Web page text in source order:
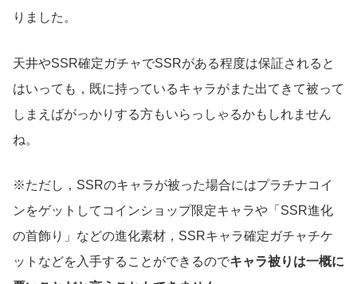
りました。
天井やSSR確定ガチャでSSRがある程度は保証されると
はいっても，既に持っているキャラがまた出てきて被って
しまえばがっかりする方もいらっしゃるかもしれません
ね。
※ただし，SSRのキャラが被った場合にはプラチナコイ
ンをゲットしてコインショップ限定キャラや「SSR進化
の首飾り」などの進化素材，SSRキャラ確定ガチャチケ
ットなどを入手することができるのでキャラ被りは一概に